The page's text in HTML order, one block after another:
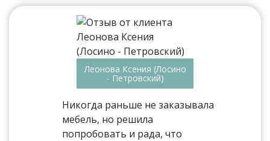
Леонова Ксения (Лосино
- Петровский)
Никогда раньше не заказывала
мебель, но решила
попробовать и рада, что